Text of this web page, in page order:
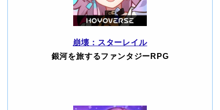
崩壊：スターレイル
銀河を旅するファンタジーRPG